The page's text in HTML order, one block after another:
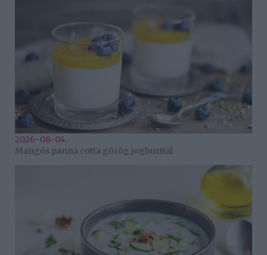
2026-08-04.
Mangós panna cotta görög joghurttal